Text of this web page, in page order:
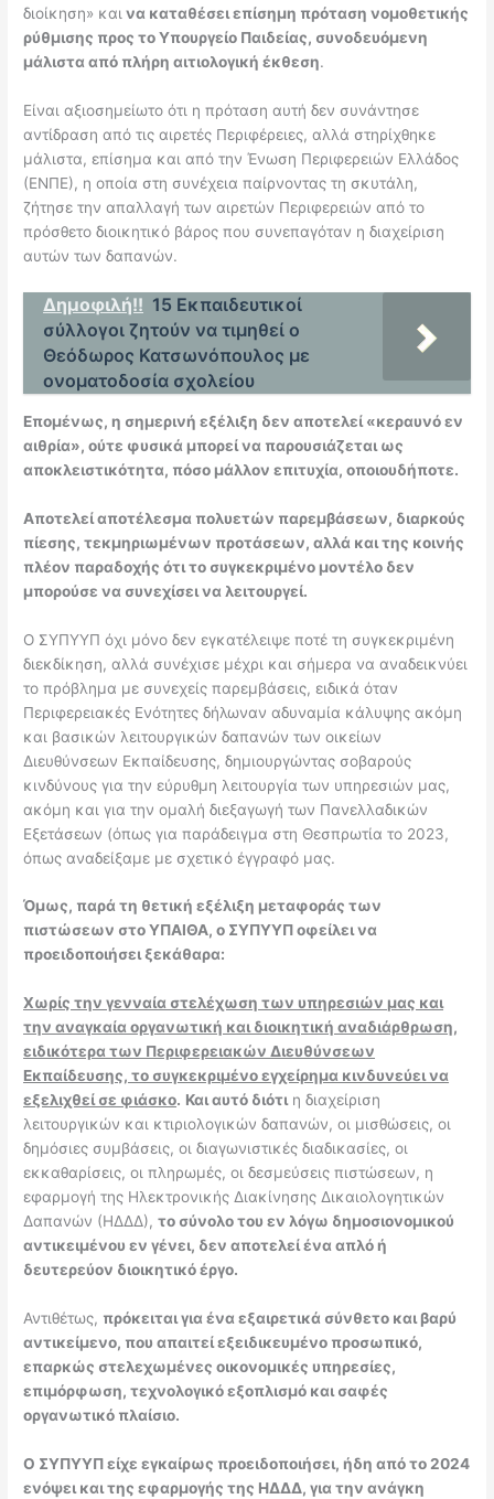
διοίκηση» καινα καταθέσει επίσημη πρόταση νομοθετικής
ρύθμισης προς το Υπουργείο Παιδείας, συνοδευόμενη
μάλιστα από πλήρη αιτιολογική έκθεση.
Είναι αξιοσημείωτο ότι η πρόταση αυτή δεν συνάντησε
αντίδραση από τις αιρετές Περιφέρειες, αλλά στηρίχθηκε
μάλιστα, επίσημα και από την Ένωση Περιφερειών Ελλάδος
(ΕΝΠΕ), η οποία στη συνέχεια παίρνοντας τη σκυτάλη,
ζήτησε την απαλλαγή των αιρετών Περιφερειών από το
πρόσθετο διοικητικό βάρος που συνεπαγόταν η διαχείριση
αυτών των δαπανών.
Δημοφιλή!! 15 Εκπαιδευτικοί
σύλλογοι ζητούν να τιμηθεί ο
Θεόδωρος Κατσωνόπουλος με
ονοματοδοσία σχολείου
Επομένως, η σημερινή εξέλιξη δεν αποτελεί «κεραυνό εν
αιθρία», ούτε φυσικά μπορεί να παρουσιάζεται ως
αποκλειστικότητα, πόσο μάλλον επιτυχία, οποιουδήποτε.
Αποτελεί αποτέλεσμα πολυετών παρεμβάσεων, διαρκούς
πίεσης, τεκμηριωμένων προτάσεων, αλλά και της κοινής
πλέον παραδοχής ότι το συγκεκριμένο μοντέλο δεν
μπορούσε να συνεχίσει να λειτουργεί.
Ο ΣΥΠΥΥΠ όχι μόνο δεν εγκατέλειψε ποτέ τη συγκεκριμένη
διεκδίκηση, αλλά συνέχισε μέχρι και σήμερα να αναδεικνύει
το πρόβλημα με συνεχείς παρεμβάσεις, ειδικά όταν
Περιφερειακές Ενότητες δήλωναν αδυναμία κάλυψης ακόμη
και βασικών λειτουργικών δαπανών των οικείων
Διευθύνσεων Εκπαίδευσης, δημιουργώντας σοβαρούς
κινδύνους για την εύρυθμη λειτουργία των υπηρεσιών μας,
ακόμη και για την ομαλή διεξαγωγή των Πανελλαδικών
Εξετάσεων (όπως για παράδειγμα στη Θεσπρωτία το 2023,
όπως αναδείξαμε με σχετικό έγγραφό μας.
Όμως, παρά τη θετική εξέλιξη μεταφοράς των
πιστώσεων στο ΥΠΑΙΘΑ, ο ΣΥΠΥΥΠ οφείλει να
προειδοποιήσει ξεκάθαρα:
Χωρίς την γενναία στελέχωση των υπηρεσιών μας και
την αναγκαία οργανωτική και διοικητική αναδιάρθρωση,
ειδικότερα των Περιφερειακών Διευθύνσεων
Εκπαίδευσης, το συγκεκριμένο εγχείρημα κινδυνεύει να
εξελιχθεί σε φιάσκο. Και αυτό διότιη διαχείριση
λειτουργικών και κτιριολογικών δαπανών, οι μισθώσεις, οι
δημόσιες συμβάσεις, οι διαγωνιστικές διαδικασίες, οι
εκκαθαρίσεις, οι πληρωμές, οι δεσμεύσεις πιστώσεων, η
εφαρμογή της Ηλεκτρονικής Διακίνησης Δικαιολογητικών
Δαπανών (ΗΔΔΔ),το σύνολο του εν λόγω δημοσιονομικού
αντικειμένου εν γένει, δεν αποτελεί ένα απλό ή
δευτερεύον διοικητικό έργο.
Αντιθέτως, πρόκειται για ένα εξαιρετικά σύνθετο και βαρύ
αντικείμενο, που απαιτεί εξειδικευμένο προσωπικό,
επαρκώς στελεχωμένες οικονομικές υπηρεσίες,
επιμόρφωση, τεχνολογικό εξοπλισμό και σαφές
οργανωτικό πλαίσιο.
Ο ΣΥΠΥΥΠ είχε εγκαίρως προειδοποιήσει, ήδη από το 2024
ενόψει και της εφαρμογής της ΗΔΔΔ, για την ανάγκη